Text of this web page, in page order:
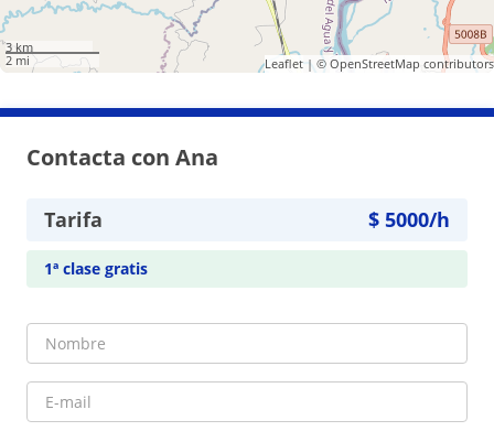
3 km
2 mi
Leaflet| © OpenStreetMap contributors
Contacta con Ana
Tarifa $ 5000/h
1ª clase gratis